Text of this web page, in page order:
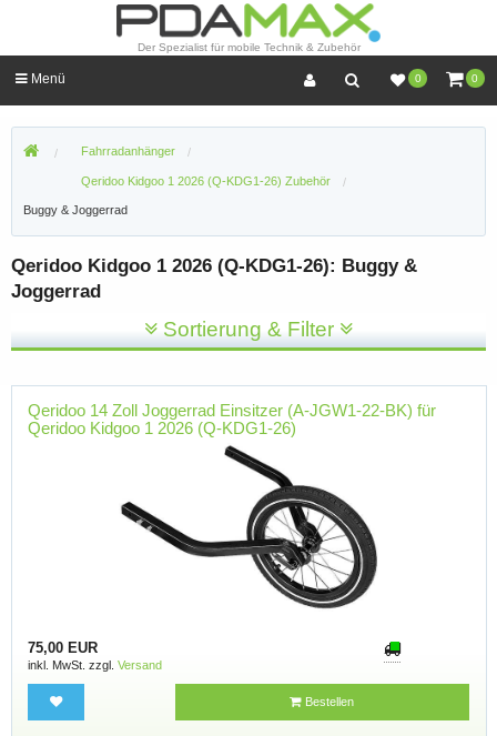
Der Spezialist für mobile Technik & Zubehör
0 0
Menü
Fahrradanhänger
Qeridoo Kidgoo 1 2026 (Q-KDG1-26) Zubehör
Buggy & Joggerrad
Qeridoo Kidgoo 1 2026 (Q-KDG1-26): Buggy &
Joggerrad
Sortierung & Filter
Qeridoo 14 Zoll Joggerrad Einsitzer (A-JGW1-22-BK) für
Qeridoo Kidgoo 1 2026 (Q-KDG1-26)
75,00 EUR
inkl. MwSt. zzgl. Versand
Bestellen